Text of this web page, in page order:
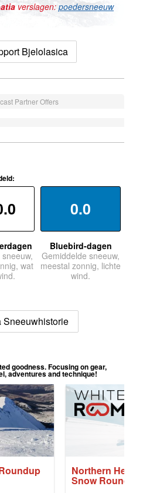
verslagen: poedersneeuw
Bjelolasica
Partner Offers
wat
0.0
Bluebird-dagen
Gemiddelde sneeuw,
meestal zonnig, lichte
wind.
Sneeuwhistorie